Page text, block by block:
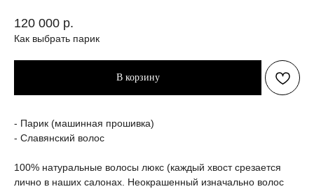
120 000 р.
Как выбрать парик
В корзину
- Парик (машинная прошивка)
- Славянский волос
100% натуральные волосы люкс (каждый хвост срезается
лично в наших салонах. Неокрашенный изначально волос